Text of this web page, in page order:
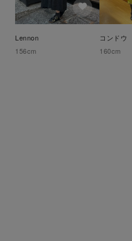
Lennon
156cm
コンドウ
160cm